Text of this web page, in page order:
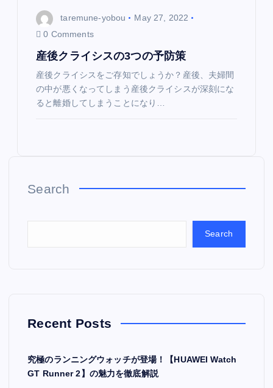
taremune-yobou
May 27, 2022
0 Comments
産後クライシスの3つの予防策
産後クライシスをご存知でしょうか？産後、夫婦間
の中が悪くなってしまう産後クライシスが深刻にな
ると離婚してしまうことになり…
Search
Search
Recent Posts
究極のランニングウォッチが登場！【HUAWEI Watch
GT Runner 2】の魅力を徹底解説